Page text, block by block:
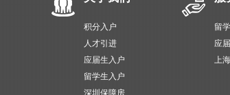
积分入户
人才引进
应届生入户
留学生入户
深圳保障房
留
应
上